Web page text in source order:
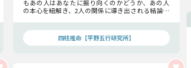
もあの人はあなたに振り向くのかどうか、あの人
の本心を紐解き、2人の関係に導き出される結論に
四柱推命【平野五行研究所】